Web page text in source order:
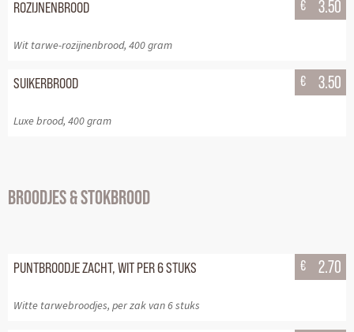
ROZIJNENBROOD
Wit tarwe-rozijnenbrood, 400 gram
€ 3.50
SUIKERBROOD
Luxe brood, 400 gram
€ 3.50
BROODJES & STOKBROOD
PUNTBROODJE ZACHT, WIT PER 6 STUKS
Witte tarwebroodjes, per zak van 6 stuks
€ 2.70